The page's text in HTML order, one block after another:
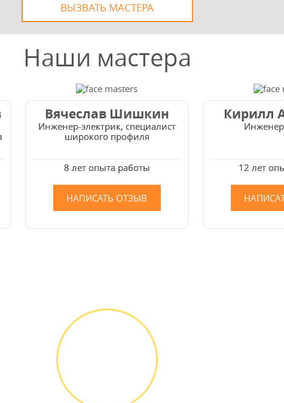
ВЫЗВАТЬ МАСТЕРА
Наши мастера
Вячеслав Шишкин
Инженер-электрик, специалист
широкого профиля
8 лет опыта работы
НАПИСАТЬ ОТЗЫВ
Кирилл
12 лет